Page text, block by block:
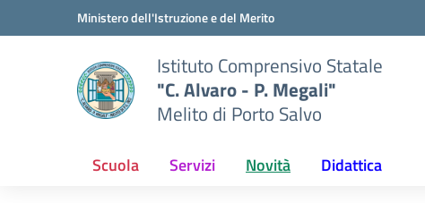
Vai ai contenuti
Vai al menu di navigazioneMinistero dell'Istruzione e del Merito
Istituto Comprensivo Statale
"C. Alvaro - P. Megali"
Melito di Porto Salvo
Scuola Servizi Novità Didattica